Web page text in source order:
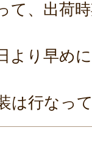
て、出荷
より早め
は行なっ